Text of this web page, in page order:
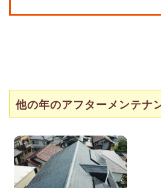
他の年のアフターメンテナ